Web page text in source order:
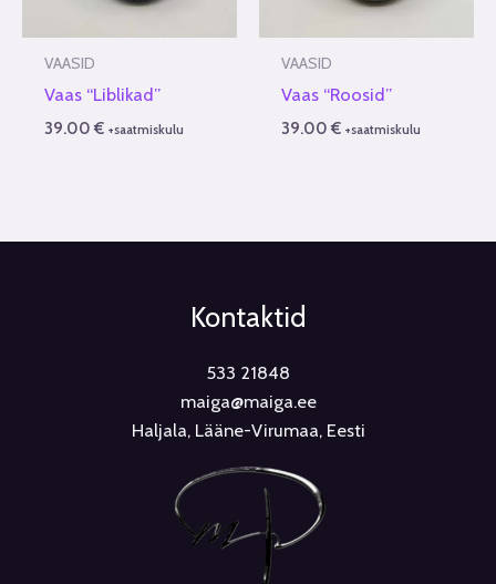
VAASID
Vaas “Liblikad”
39.00€ +saatmiskulu
VAASID
Vaas “Roosid”
39.00€ +saatmiskulu
Kontaktid
533 21848
maiga@maiga.ee
Haljala, Lääne-Virumaa, Eesti